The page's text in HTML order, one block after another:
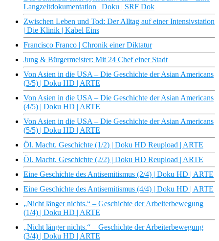
Langzeitdokumentation | Doku | SRF Dok
Zwischen Leben und Tod: Der Alltag auf einer Intensivstation
| Die Klinik | Kabel Eins
Francisco Franco | Chronik einer Diktatur
Jung & Bürgermeister: Mit 24 Chef einer Stadt
Von Asien in die USA – Die Geschichte der Asian Americans
(3/5) | Doku HD | ARTE
Von Asien in die USA – Die Geschichte der Asian Americans
(4/5) | Doku HD | ARTE
Von Asien in die USA – Die Geschichte der Asian Americans
(5/5) | Doku HD | ARTE
Öl. Macht. Geschichte (1/2) | Doku HD Reupload | ARTE
Öl. Macht. Geschichte (2/2) | Doku HD Reupload | ARTE
Eine Geschichte des Antisemitismus (2/4) | Doku HD | ARTE
Eine Geschichte des Antisemitismus (4/4) | Doku HD | ARTE
„Nicht länger nichts.“ – Geschichte der Arbeiterbewegung
(1/4) | Doku HD | ARTE
„Nicht länger nichts.“ – Geschichte der Arbeiterbewegung
(3/4) | Doku HD | ARTE